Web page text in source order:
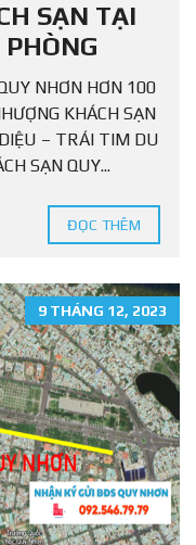
SẠN TẠI
NHƠN HƠN 100
KHÁCH SẠN
– TRÁI TIM DU
SẠN QUY...
ĐỌC THÊM
9 THÁNG 12, 2023